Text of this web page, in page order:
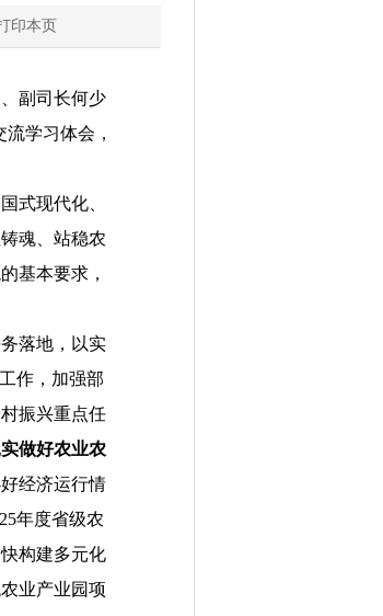
印本页
副司长何少
学习体会，
式现代化、
魂、站稳农
基本要求，
落地，以实
作，加强部
振兴重点任
做好农业农
经济运行情
年度省级农
构建多元化
业产业园项